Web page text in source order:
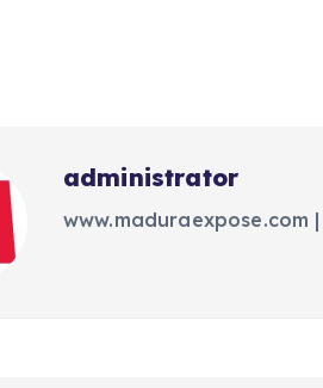
administrator
www.maduraexpose.com